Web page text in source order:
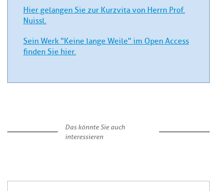
Hier gelangen Sie zur Kurzvita von Herrn Prof.
Nuissl.
Sein Werk "Keine lange Weile" im Open Access
finden Sie hier.
Das könnte Sie auch
interessieren